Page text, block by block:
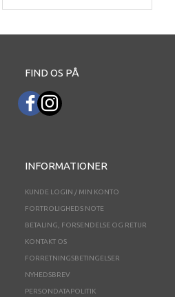
FIND OS PÅ
INFORMATIONER
KUNDE LOGIN / MIN KONTO
FORTROLIGHEDS NOTE
BETALING, FORSENDELSE OG RETUR
KONTAKT OS
FORRETNINGSBETINGELSER
NYHEDSBREV
PERSONDATAPOLITIK